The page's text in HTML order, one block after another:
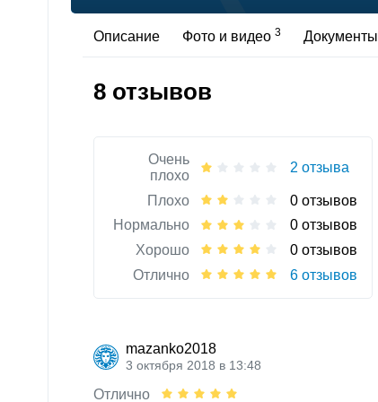
Описание Фото и видео 3 Документы
8 отзывов
Очень
плохо
2 отзыва
Плохо
0 отзывов
Нормально
0 отзывов
Хорошо
0 отзывов
Отлично
6 отзывов
mazanko2018
3 октября 2018 в 13:48
Отлично